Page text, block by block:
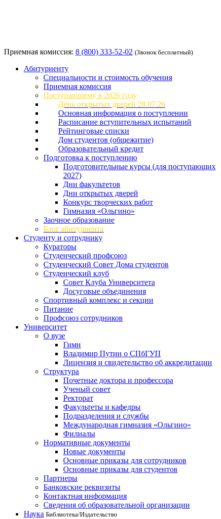
Приемная комиссия: 8 (800) 333-52-02 (Звонок бесплатный)
Абитуриенту
Специальности и стоимость обучения
Приемная комиссия
Поступающему в 2026 году
День открытых дверей 28.07.26
Основная информация о поступлении
Расписание вступительных испытаний
Рейтинговые списки
Дом студентов (общежитие)
Образовательный кредит
Подготовка к поступлению
Подготовительные курсы (для поступающих
2027)
Дни факультетов
Дни открытых дверей
Конкурс творческих работ
Гимназия «Ольгино»
Заочное образование
Блог абитуриента
Студенту и сотруднику
Кураторы
Студенческий профсоюз
Студенческий Совет Дома студентов
Студенческий клуб
Совет Клуба Университета
Досуговые объединения
Спортивный комплекс и секции
Питание
Профсоюз сотрудников
Университет
О вузе
Гимн
Владимир Путин о СПбГУП
Лицензия и свидетельство об аккредитации
Структура
Почетные доктора и профессора
Ученый совет
Ректорат
Факультеты и кафедры
Подразделения и службы
Международная гимназия «Ольгино»
Филиалы
Нормативные документы
Новые документы
Основные приказы для сотрудников
Основные приказы для студентов
Партнеры
Банковские реквизиты
Контактная информация
Сведения об образовательной организации
Наука Библиотека/Издательство